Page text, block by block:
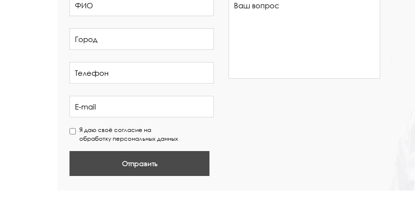
Я даю своё согласие на
обработку персональных данных
Отправить